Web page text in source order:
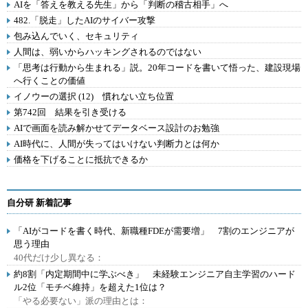
AIを「答えを教える先生」から「判断の稽古相手」へ
482.「脱走」したAIのサイバー攻撃
包み込んでいく、セキュリティ
人間は、弱いからハッキングされるのではない
「思考は行動から生まれる」説。20年コードを書いて悟った、建設現場
へ行くことの価値
イノウーの選択 (12) 慣れない立ち位置
第742回 結果を引き受ける
AIで画面を読み解かせてデータベース設計のお勉強
AI時代に、人間が失ってはいけない判断力とは何か
価格を下げることに抵抗できるか
自分研 新着記事
「AIがコードを書く時代、新職種FDEが需要増」 7割のエンジニアが
思う理由
40代だけ少し異なる：
約8割「内定期間中に学ぶべき」 未経験エンジニア自主学習のハード
ル2位「モチベ維持」を超えた1位は？
「やる必要ない」派の理由とは：